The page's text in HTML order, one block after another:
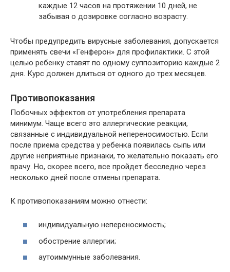
каждые 12 часов на протяжении 10 дней, не
забывая о дозировке согласно возрасту.
Чтобы предупредить вирусные заболевания, допускается
применять свечи «Генферон» для профилактики. С этой
целью ребенку ставят по одному суппозиторию каждые 2
дня. Курс должен длиться от одного до трех месяцев.
Противопоказания
Побочных эффектов от употребления препарата
минимум. Чаще всего это аллергические реакции,
связанные с индивидуальной непереносимостью. Если
после приема средства у ребенка появилась сыпь или
другие неприятные признаки, то желательно показать его
врачу. Но, скорее всего, все пройдет бесследно через
несколько дней после отмены препарата.
К противопоказаниям можно отнести:
индивидуальную непереносимость;
обострение аллергии;
аутоиммунные заболевания.